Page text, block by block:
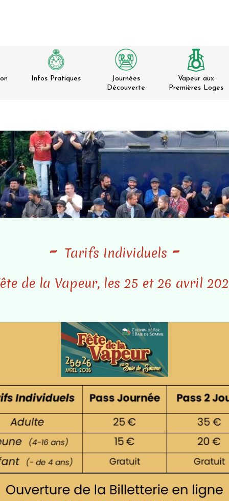
Infos Pratiques
Journées
Découverte
Vapeur aux
Premières Loges
- Tarifs Individuels -
de la Vapeur, les 25 et 26 avril